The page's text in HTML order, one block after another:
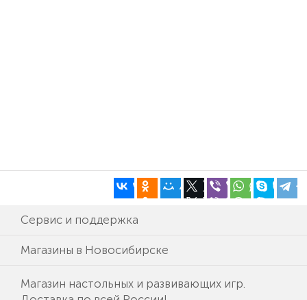
Сервис и поддержка
Магазины в Новосибирске
Магазин настольных и развивающих игр.